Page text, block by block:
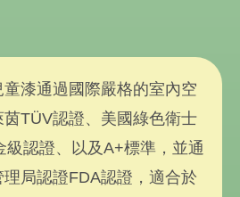
漆通過國際嚴格的室內空
TÜV認證、美國綠色衛士
級認證、以及A+標準，並通
局認證FDA認證，適合於